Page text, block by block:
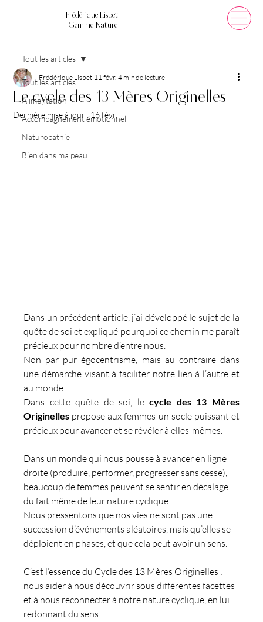
Frédérique Lisbet
Gemme Nature
Tout les articles
Alimentation
Accompagnement émotionnel
Naturopathie
Bien dans ma peau
Tout les articles
Le cycle des 13 Mères Originelles
Frédérique Lisbet 11 févr. 4 min de lecture
Dernière mise à jour : 16 févr.
Dans un précédent article, j’ai développé le sujet de la
quête de soi et expliqué pourquoi ce chemin me paraît
précieux pour nombre d’entre nous.
Non par pur égocentrisme, mais au contraire dans
une démarche visant à faciliter notre lien à l’autre et
au monde.
Dans cette quête de soi, le cycle des 13 Mères
Originelles propose aux femmes un socle puissant et
précieux pour avancer et se révéler à elles-mêmes.
Dans un monde qui nous pousse à avancer en ligne
droite (produire, performer, progresser sans cesse),
beaucoup de femmes peuvent se sentir en décalage
du fait même de leur nature cyclique.
Nous pressentons que nos vies ne sont pas une
succession d’événements aléatoires, mais qu’elles se
déploient en phases, et que cela peut avoir un sens.
C’est l’essence du Cycle des 13 Mères Originelles :
nous aider à nous découvrir sous différentes facettes
et à nous reconnecter à notre nature cyclique, en lui
redonnant du sens.